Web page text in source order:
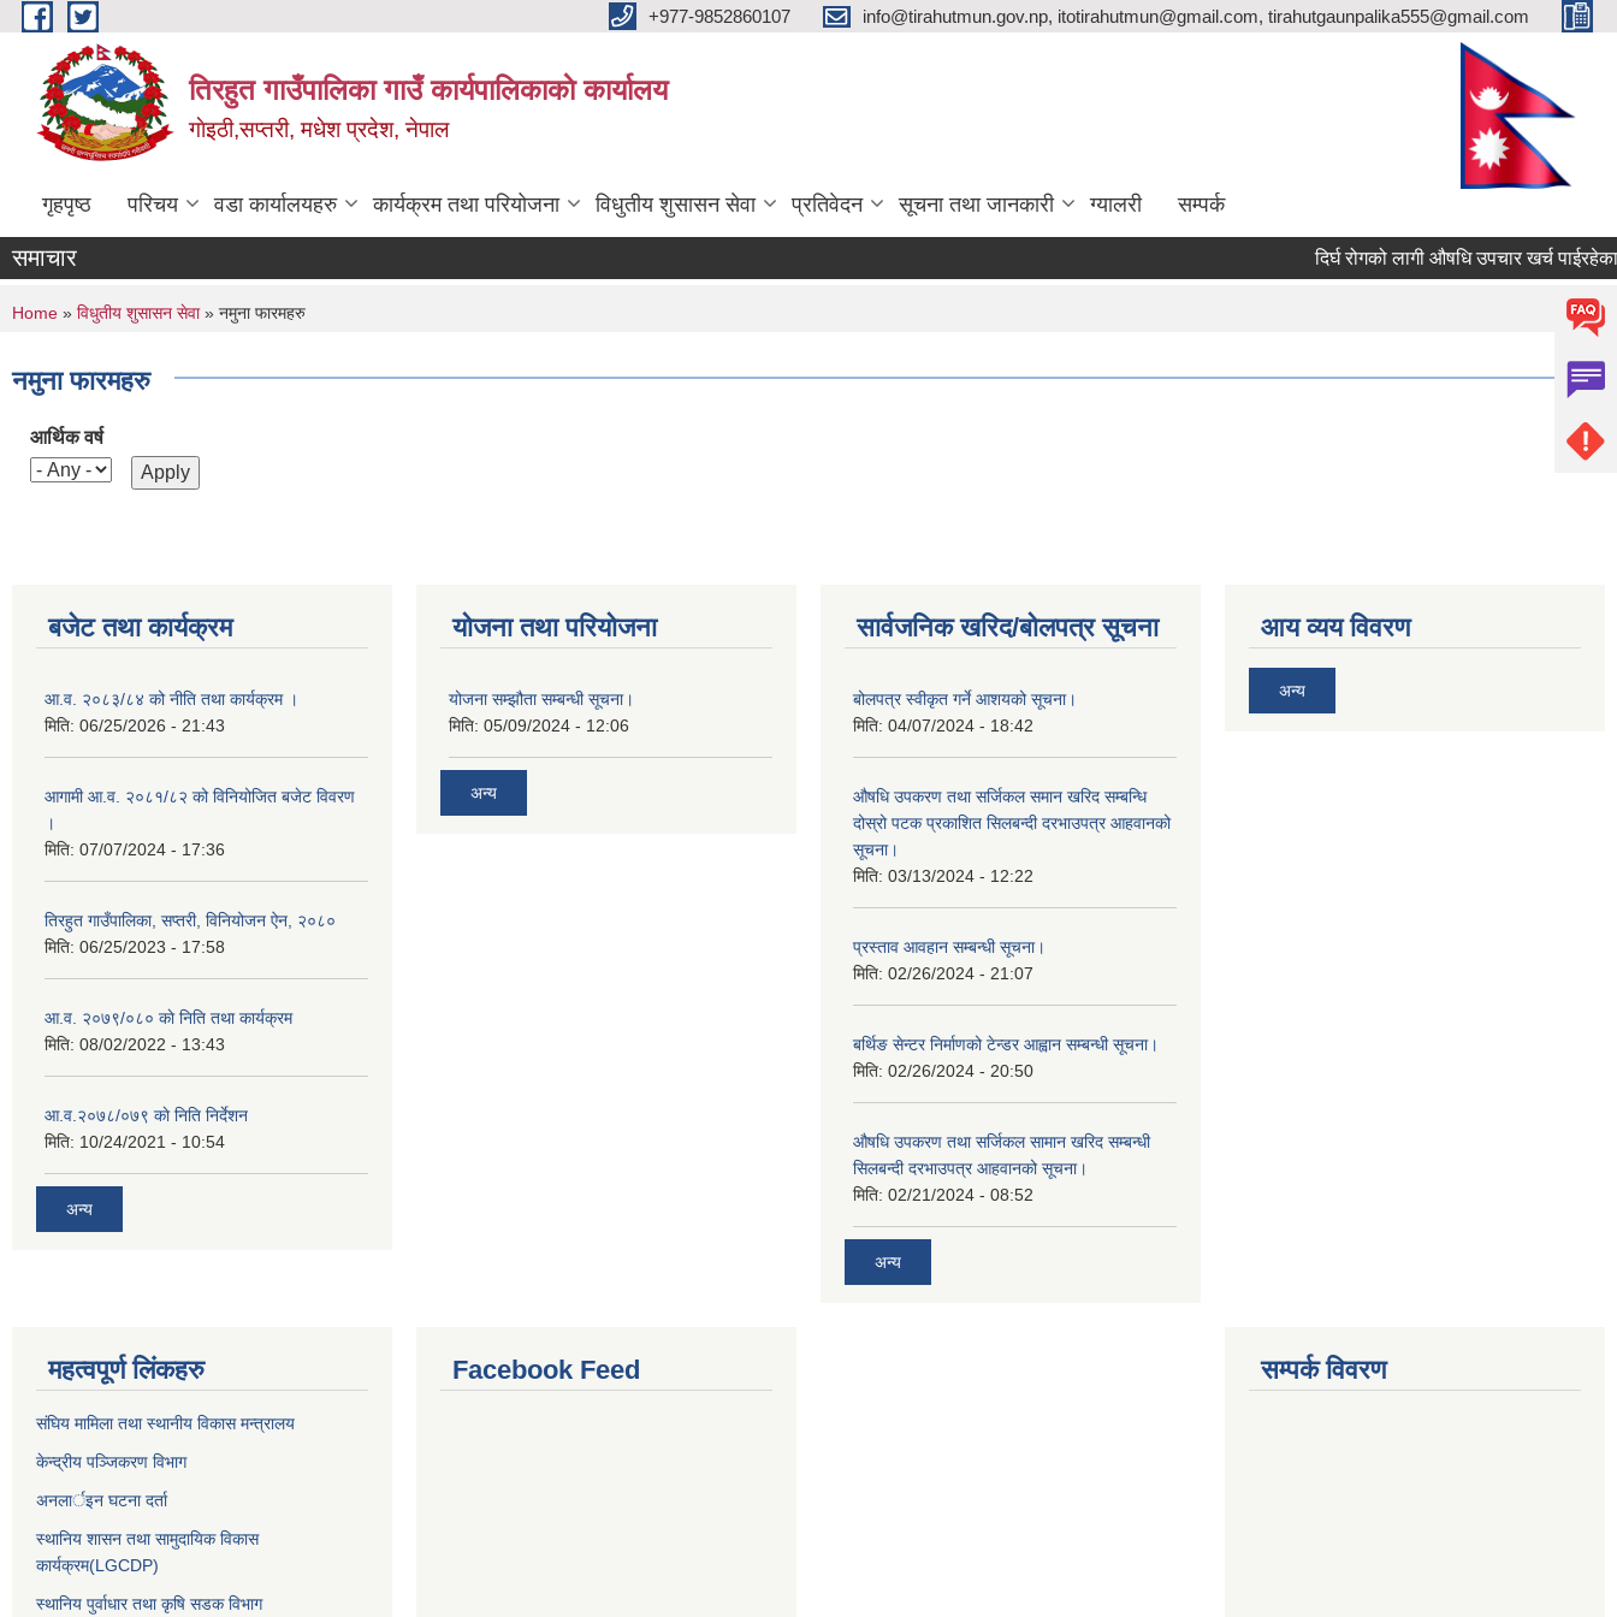
Skip to main content +977-9852860107 info@tirahutmun.gov.np, itotirahutmun@gmail.com, tirahutgaunpalika555@gmail.com
तिरहुत गाउँपालिका गाउँ कार्यपालिकाकाे कार्यालय
गाेइठी,सप्तरी, मधेश प्रदेश, नेपाल
गृहपृष्ठ परिचय वडा कार्यालयहरु कार्यक्रम तथा परियोजना विधुतीय शुसासन सेवा प्रतिवेदन सूचना तथा जानकारी ग्यालरी सम्पर्क
समाचार दिर्घ रोगको लागी औषधि उपचार खर्च
You are here
Home » विधुतीय शुसासन सेवा» नमुना फारमहरु
नमुना फारमहरु
आर्थिक वर्ष
बजेट तथा कार्यक्रम
आ.व. २०८३/८४ को नीति तथा कार्यक्रम ।
मिति: 06/25/2026 - 21:43
आगामी आ.व. २०८१/८२ को विनियोजित बजेट विवरण
।
मिति: 07/07/2024 - 17:36
तिरहुत गाउँपालिका, सप्तरी, विनियोजन ऐन, २०८०
मिति: 06/25/2023 - 17:58
आ.व. २०७९/०८० काे निति तथा कार्यक्रम
मिति: 08/02/2022 - 13:43
आ.व.२०७८/०७९ काे निति निर्देशन
मिति: 10/24/2021 - 10:54
अन्य
योजना तथा परियोजना
योजना सम्झौता सम्बन्धी सूचना।
मिति: 05/09/2024 - 12:06
अन्य
सार्वजनिक खरिद/बोलपत्र सूचना
बोलपत्र स्वीकृत गर्ने आशयको सूचना।
मिति: 04/07/2024 - 18:42
औषधि उपकरण तथा सर्जिकल समान खरिद सम्बन्धि
दोस्रो पटक प्रकाशित सिलबन्दी दरभाउपत्र आहवानको
सूचना।
मिति: 03/13/2024 - 12:22
प्रस्ताव आवहान सम्बन्धी सूचना।
मिति: 02/26/2024 - 21:07
बर्थिङ सेन्टर निर्माणको टेन्डर आह्वान सम्बन्धी सूचना।
मिति: 02/26/2024 - 20:50
औषधि उपकरण तथा सर्जिकल सामान खरिद सम्बन्धी
सिलबन्दी दरभाउपत्र आहवानको सूचना।
मिति: 02/21/2024 - 08:52
अन्य
आय व्यय विवरण
अन्य
महत्वपूर्ण लिंकहरु
संघिय मामिला तथा स्थानीय विकास मन्त्रालय
केन्द्रीय पञ्जिकरण विभाग
अनलार्इन घटना दर्ता
स्थानिय शासन तथा सामुदायिक विकास
कार्यक्रम(LGCDP)
स्थानिय पुर्वाधार तथा कृषि सडक विभाग
Facebook Feed सम्पर्क विवरण